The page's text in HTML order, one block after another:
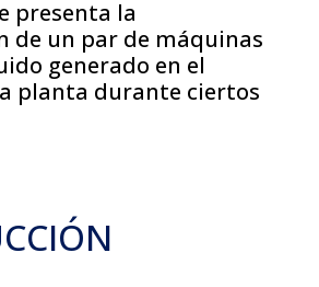
presenta la
de un par de máquinas
generado en el
planta durante ciertos